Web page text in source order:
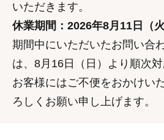
いただきます。
休業期間：2026年8月11日（
期間中にいただいたお問い合
は、8月16日（日）より順次対
お客様にはご不便をおかけい
ろしくお願い申し上げます。